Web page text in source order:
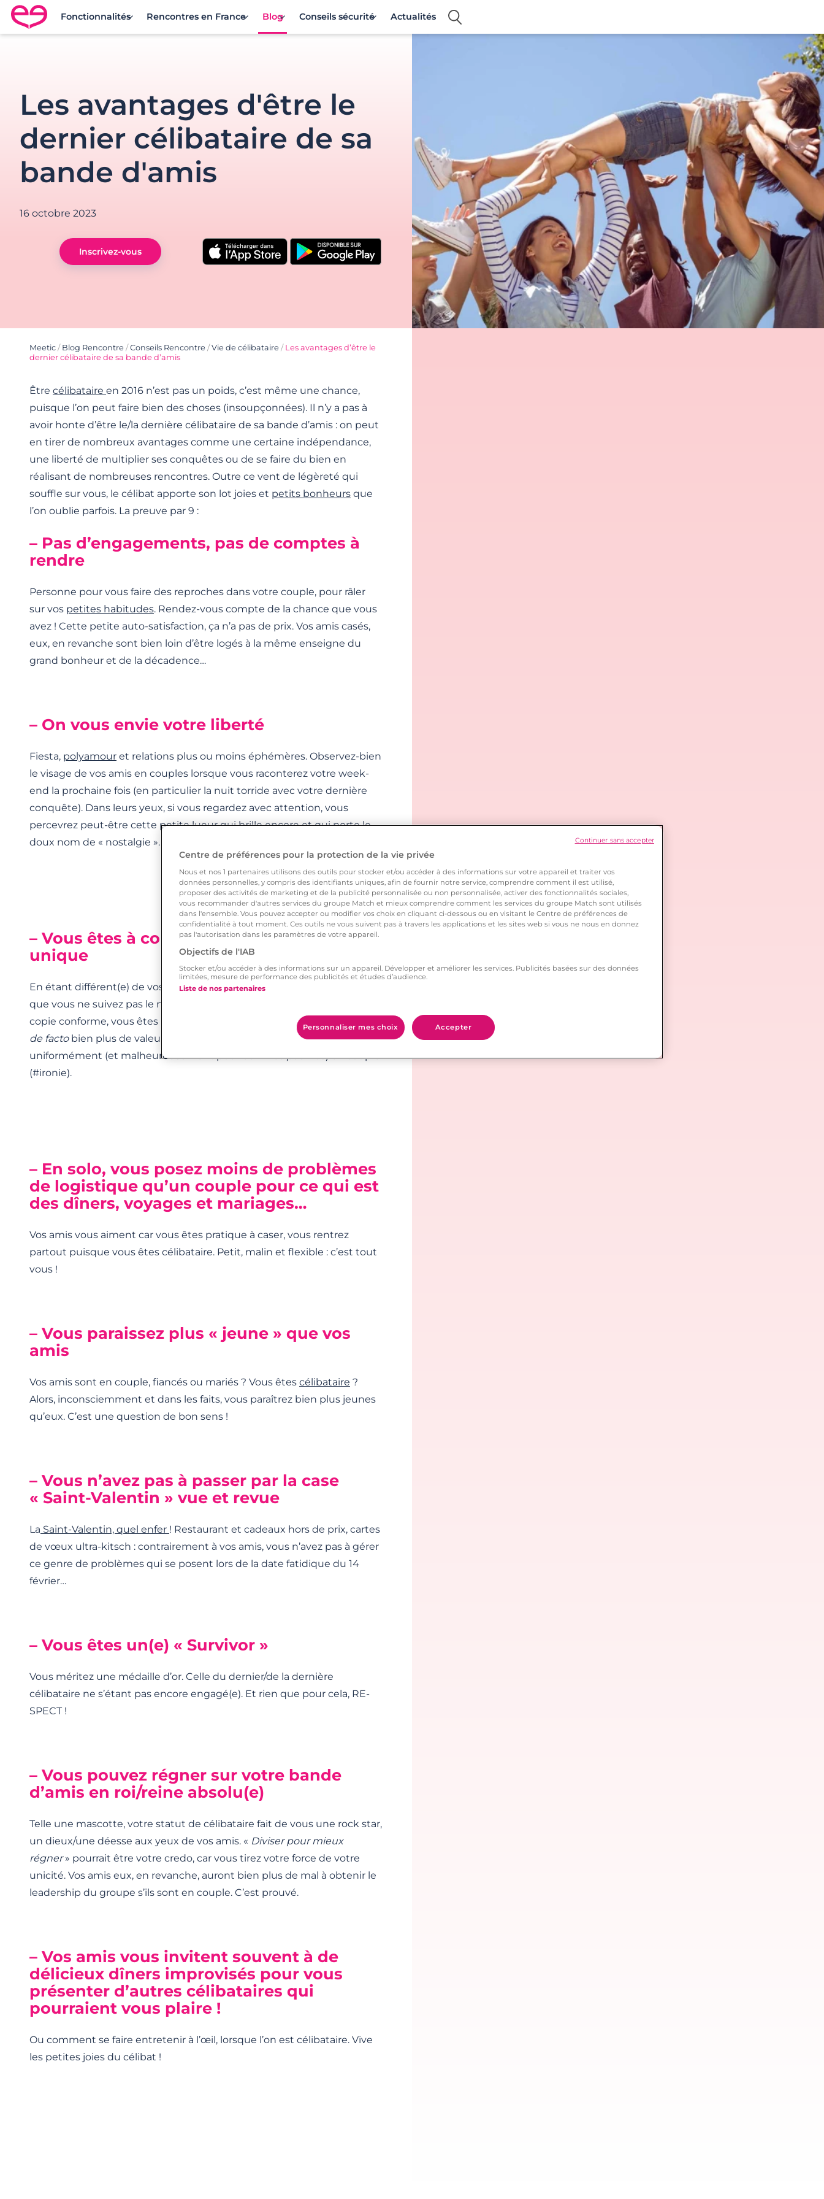
Rencontre en France avec Meetic
Fonctionnalités Rencontres en France Blog Conseils sécurité Actualités
Les avantages d'être le
dernier célibataire de sa
bande d'amis
16 octobre 2023
Inscrivez-vous
Meetic / Blog Rencontre /Conseils Rencontre /Vie de célibataire / Les avantages d’être le
dernier célibataire de sa bande d’amis
Être célibataire en 2016 n’est pas un poids, c’est même une chance,
puisque l’on peut faire bien des choses (insoupçonnées). Il n’y a pas à
avoir honte d’être le/la dernière célibataire de sa bande d’amis : on peut
en tirer de nombreux avantages comme une certaine indépendance,
une liberté de multiplier ses conquêtes ou de se faire du bien en
réalisant de nombreuses rencontres. Outre ce vent de légèreté qui
souffle sur vous, le célibat apporte son lot joies et petits bonheurs que
l’on oublie parfois. La preuve par 9 :
– Pas d’engagements, pas de comptes à
rendre
Personne pour vous faire des reproches dans votre couple, pour râler
sur vos petites habitudes. Rendez-vous compte de la chance que vous
avez ! Cette petite auto-satisfaction, ça n’a pas de prix. Vos amis casés,
eux, en revanche sont bien loin d’être logés à la même enseigne du
grand bonheur et de la décadence…
– On vous envie votre liberté
Fiesta, polyamour et relations plus ou moins éphémères. Observez-bien
le visage de vos amis en couples lorsque vous raconterez votre week-
end la prochaine fois (en particulier la nuit torride avec votre dernière
conquête). Dans leurs yeux, si vous regardez avec attention, vous
percevrez peut-être cette petite lueur qui brille encore et qui porte le
doux nom de « nostalgie ».
– Vous êtes à contre-courant et donc
unique
En étant différent(e) de vos amis, vous êtes d’autant plus intéressant(e)
que vous ne suivez pas le moule de la conformité. Vous n’êtes pas une
copie conforme, vous êtes un modèle original, unique, et qui possède
de factobien plus de valeur que tous vos amis réunis qui sont
uniformément (et malheureusement pour eux –les pauvres) en couple
(#ironie).
– En solo, vous posez moins de problèmes
de logistique qu’un couple pour ce qui est
des dîners, voyages et mariages…
Vos amis vous aiment car vous êtes pratique à caser, vous rentrez
partout puisque vous êtes célibataire. Petit, malin et flexible : c’est tout
vous !
– Vous paraissez plus « jeune » que vos
amis
Vos amis sont en couple, fiancés ou mariés ? Vous êtes célibataire ?
Alors, inconsciemment et dans les faits, vous paraîtrez bien plus jeunes
qu’eux. C’est une question de bon sens !
– Vous n’avez pas à passer par la case
« Saint-Valentin » vue et revue
La Saint-Valentin, quel enfer ! Restaurant et cadeaux hors de prix, cartes
de vœux ultra-kitsch : contrairement à vos amis, vous n’avez pas à gérer
ce genre de problèmes qui se posent lors de la date fatidique du 14
février…
– Vous êtes un(e) « Survivor »
Vous méritez une médaille d’or. Celle du dernier/de la dernière
célibataire ne s’étant pas encore engagé(e). Et rien que pour cela, RE-
SPECT !
– Vous pouvez régner sur votre bande
d’amis en roi/reine absolu(e)
Telle une mascotte, votre statut de célibataire fait de vous une rock star,
un dieux/une déesse aux yeux de vos amis. « Diviser pour mieux
régner» pourrait être votre credo, car vous tirez votre force de votre
unicité. Vos amis eux, en revanche, auront bien plus de mal à obtenir le
leadership du groupe s’ils sont en couple. C’est prouvé.
– Vos amis vous invitent souvent à de
délicieux dîners improvisés pour vous
présenter d’autres célibataires qui
pourraient vous plaire !
Ou comment se faire entretenir à l’œil, lorsque l’on est célibataire. Vive
les petites joies du célibat !
Centre de préférences pour la protection de la vie privée
Nous et nos 1 partenaires utilisons des outils pour stocker et/ou accéder à des informations sur votre appareil et traiter vos
données personnelles, y compris des identifiants uniques, afin de fournir notre service, comprendre comment il est utilisé,
proposer des activités de marketing et de la publicité personnalisée ou non personnalisée, activer des fonctionnalités sociales,
vous recommander d'autres services du groupe Match et mieux comprendre comment les services du groupe Match sont utilisés
dans l'ensemble. Vous pouvez accepter ou modifier vos choix en cliquant ci-dessous ou en visitant le Centre de préférences de
confidentialité à tout moment. Ces outils ne vous suivent pas à travers les applications et les sites web si vous ne nous en donnez
pas l'autorisation dans les paramètres de votre appareil.
Objectifs de l'IAB
Stocker et/ou accéder à des informations sur un appareil. Développer et améliorer les services. Publicités basées sur des données
limitées, mesure de performance des publicités et études d’audience.
Liste de nos partenaires
Personnaliser mes choix Accepter
Continuer sans accepter